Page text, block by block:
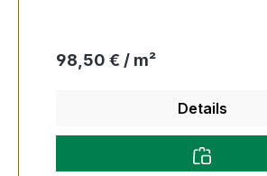
Regulärer Preis:
98,50 € / m²
Details